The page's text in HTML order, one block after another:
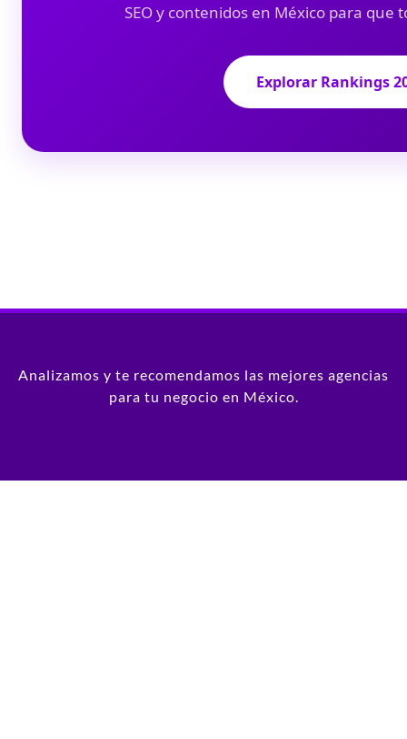
SEO y contenidos en México para que
Explorar Rankings
Analizamos y te recomendamos las mejores agencias
para tu negocio en México.